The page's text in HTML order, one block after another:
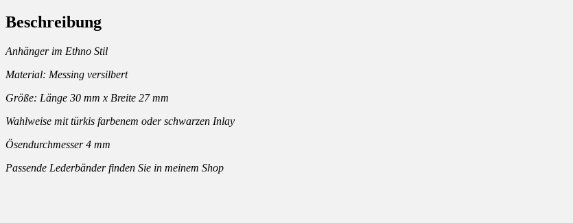
Beschreibung
Anhänger im Ethno Stil
Material: Messing versilbert
Größe: Länge 30 mm x Breite 27 mm
Wahlweise mit türkis farbenem oder schwarzen Inlay
Ösendurchmesser 4 mm
Passende Lederbänder finden Sie in meinem Shop